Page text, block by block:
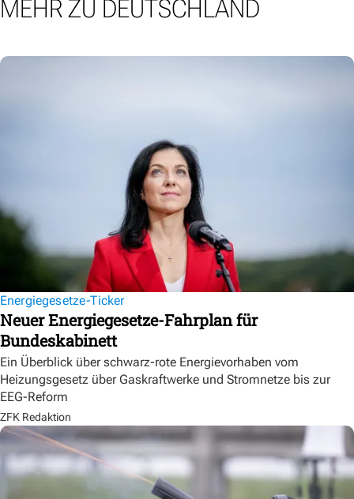
MEHR ZU DEUTSCHLAND
Energiegesetze-Ticker
Neuer Energiegesetze-Fahrplan für
Bundeskabinett
Ein Überblick über schwarz-rote Energievorhaben vom
Heizungsgesetz über Gaskraftwerke und Stromnetze bis zur
EEG-Reform
ZFK Redaktion